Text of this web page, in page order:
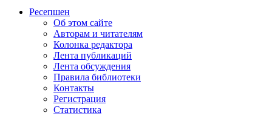
Ресепшен
Об этом сайте
Авторам и читателям
Колонка редактора
Лента публикаций
Лента обсуждения
Правила библиотеки
Контакты
Регистрация
Статистика